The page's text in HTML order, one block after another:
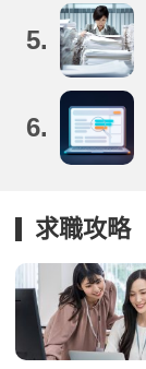
5.
6.
求職攻略